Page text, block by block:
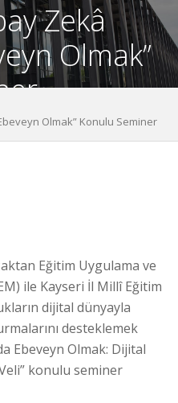
Zekâ
Olmak”
Olmak” Konulu Seminer
Eğitim Uygulama ve
ile Kayseri İl Millî Eğitim
dijital dünyayla
desteklemek
Ebeveyn Olmak: Dijital
konulu seminer